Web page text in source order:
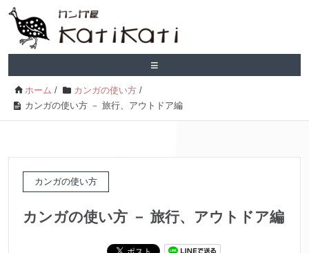
≡
ホーム / カンガの使い方 /
カンガの使い方 － 旅行、アウトドア編
カンガの使い方
カンガの使い方 － 旅行、アウトドア編